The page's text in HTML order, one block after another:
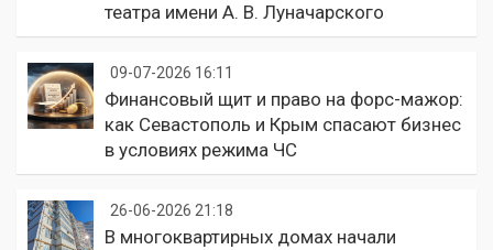
театра имени А. В. Луначарского
09-07-2026 16:11
Финансовый щит и право на форс-мажор:
как Севастополь и Крым спасают бизнес
в условиях режима ЧС
26-06-2026 21:18
В многоквартирных домах начали